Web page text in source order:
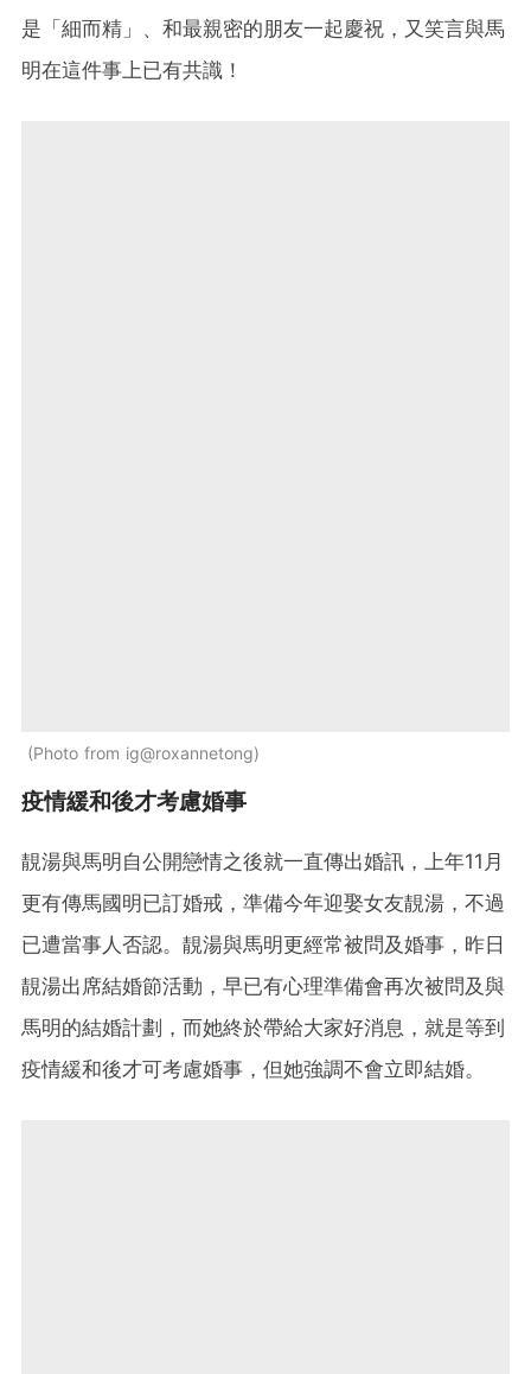
是「細而精」、和最親密的朋友一起慶祝，又笑言與馬
明在這件事上已有共識！
Photo from ig@roxannetong
疫情緩和後才考慮婚事
靚湯與馬明自公開戀情之後就一直傳出婚訊，上年11月
更有傳馬國明已訂婚戒，準備今年迎娶女友靚湯，不過
已遭當事人否認。靚湯與馬明更經常被問及婚事，昨日
靚湯出席結婚節活動，早已有心理準備會再次被問及與
馬明的結婚計劃，而她終於帶給大家好消息，就是等到
疫情緩和後才可考慮婚事，但她強調不會立即結婚。